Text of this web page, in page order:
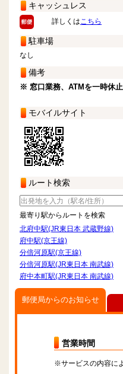
キャッシュレス
詳しくはこちら
駐車場
なし
備考
※ 窓口業務、ATMを一時休止
モバイルサイト
ルート検索
最寄り駅からルートを検索
北府中駅(JR東日本 武蔵野線)
府中駅(京王線)
分倍河原駅(京王線)
分倍河原駅(JR東日本 南武線)
府中本町駅(JR東日本 南武線)
郵便局からのお知らせ
営業時間
※サービスの内容に